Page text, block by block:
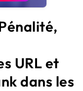
URL et
dans les